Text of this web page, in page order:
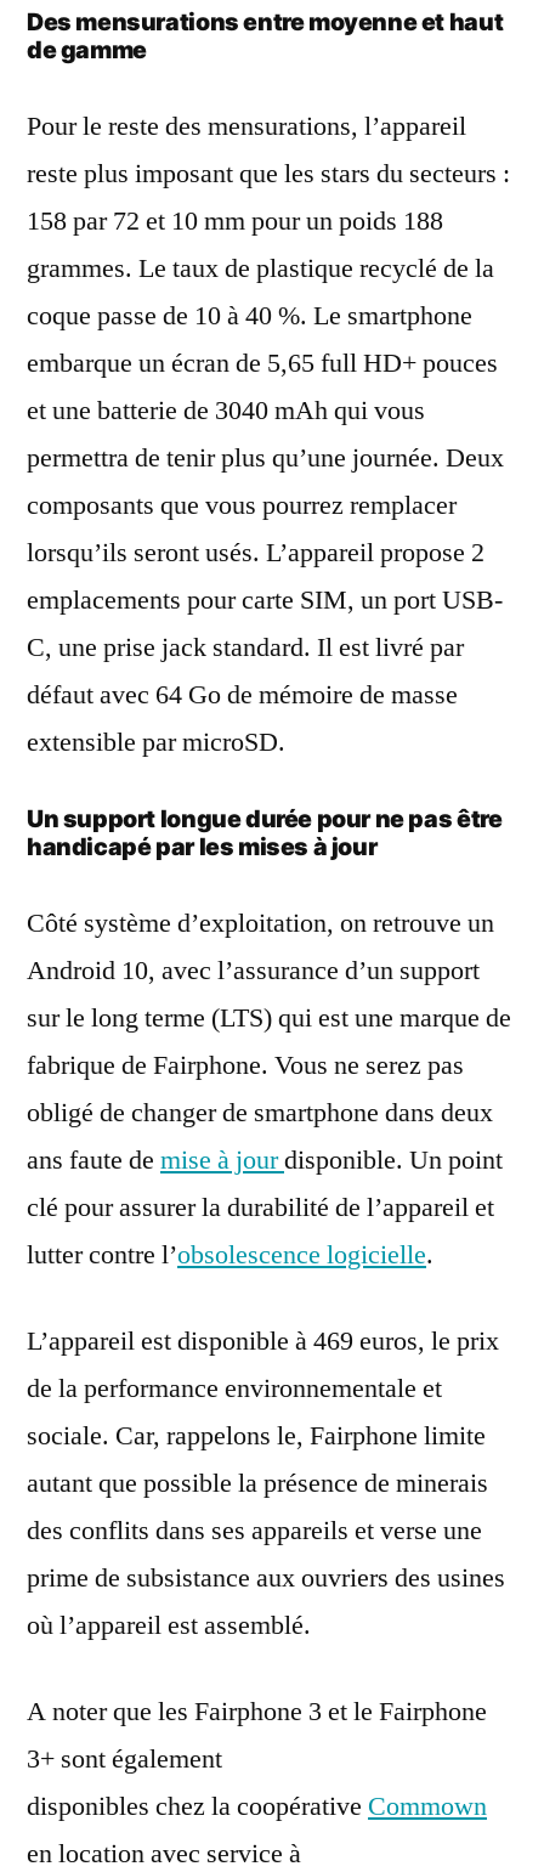
Des mensurations entre moyenne et haut
de gamme
Pour le reste des mensurations, l’appareil
reste plus imposant que les stars du secteurs :
158 par 72 et 10 mm pour un poids 188
grammes. Le taux de plastique recyclé de la
coque passe de 10 à 40 %. Le smartphone
embarque un écran de 5,65 full HD+ pouces
et une batterie de 3040 mAh qui vous
permettra de tenir plus qu’une journée. Deux
composants que vous pourrez remplacer
lorsqu’ils seront usés. L’appareil propose 2
emplacements pour carte SIM, un port USB-
C, une prise jack standard. Il est livré par
défaut avec 64 Go de mémoire de masse
extensible par microSD.
Un support longue durée pour ne pas être
handicapé par les mises à jour
Côté système d’exploitation, on retrouve un
Android 10, avec l’assurance d’un support
sur le long terme (LTS) qui est une marque de
fabrique de Fairphone. Vous ne serez pas
obligé de changer de smartphone dans deux
ans faute de mise à jourdisponible. Un point
clé pour assurer la durabilité de l’appareil et
lutter contre l’obsolescence logicielle.
L’appareil est disponible à 469 euros, le prix
de la performance environnementale et
sociale. Car, rappelons le, Fairphone limite
autant que possible la présence de minerais
des conflits dans ses appareils et verse une
prime de subsistance aux ouvriers des usines
où l’appareil est assemblé.
A noter que les Fairphone 3 et le Fairphone
3+ sont également
disponibles chez la coopérative Commown
en location avec service à